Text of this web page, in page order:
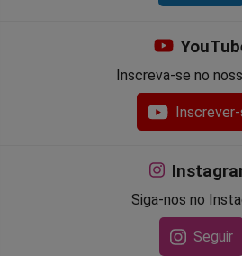
Inscreva-se no
Siga-nos no
Seguir